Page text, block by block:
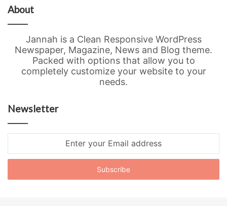
About
Jannah is a Clean Responsive WordPress
Newspaper, Magazine, News and Blog theme.
Packed with options that allow you to
completely customize your website to your
needs.
Newsletter
Email